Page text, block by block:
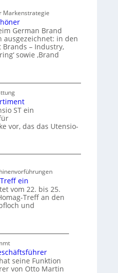
Markenstrategie
German Brand
ausgezeichnet: in den
Brands – Industry,
sowie ‚Brand
ST ein
vor, das das Utensio-
ein
vom 22. bis 25.
Treff an den
und
seine Funktion
von Otto Martin